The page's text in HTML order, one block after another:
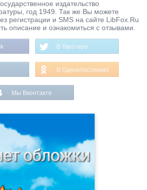
издательство
год 1949. Так же Вы можете
регистрации и SMS на сайте LibFox.Ru
описание и ознакомиться с отзывами.
В Твиттере
В Одноклассниках
Мы Вконтакте